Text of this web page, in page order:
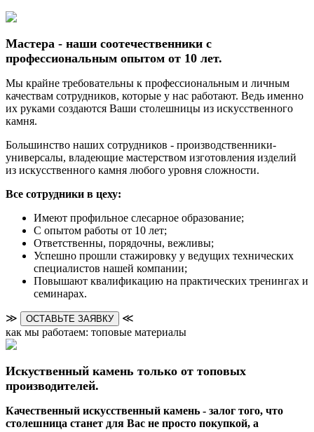
Мастера - наши соотечественники с
профессиональным опытом от 10 лет.
Мы крайне требовательны к профессиональным и личным
качествам сотрудников, которые у нас работают. Ведь именно
их руками создаются Ваши столешницы из искусственного
камня.
Большинство наших сотрудников - производственники-
универсалы, владеющие мастерством изготовления изделий
из искусственного камня любого уровня сложности.
Все сотрудники в цеху:
Имеют профильное слесарное образование;
С опытом работы от 10 лет;
Ответственны, порядочны, вежливы;
Успешно прошли стажировку у ведущих технических
специалистов нашей компании;
Повышают квалификацию на практических тренингах и
семинарах.
≫ ОСТАВЬТЕ ЗАЯВКУ
≪
как мы работаем: топовые материалы
Искуственный камень только от топовых
производителей.
Качественный искусственный камень - залог того, что
столешница станет для Вас не просто покупкой, а